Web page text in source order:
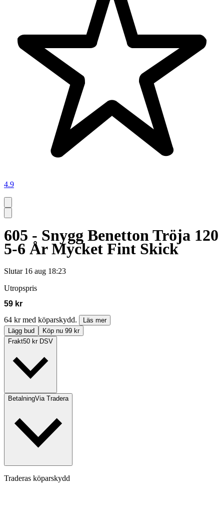
4.9
605 - Snygg Benetton Tröja 120
5-6 År Mycket Fint Skick
Slutar 16 aug 18:23
Utropspris
59 kr
64 kr med köparskydd.
Läs mer
Lägg bud
Köp nu 99 kr
Frakt50 kr DSV
BetalningVia Tradera
Traderas köparskydd